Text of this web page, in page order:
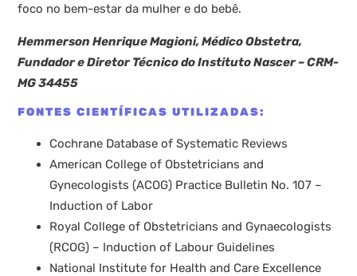
foco no bem-estar da mulher e do bebê.
Hemmerson Henrique Magioni, Médico Obstetra,
Fundador e Diretor Técnico do Instituto Nascer – CRM-
MG 34455
FONTES CIENTÍFICAS UTILIZADAS:
Cochrane Database of Systematic Reviews
American College of Obstetricians and
Gynecologists (ACOG) Practice Bulletin No. 107 –
Induction of Labor
Royal College of Obstetricians and Gynaecologists
(RCOG) – Induction of Labour Guidelines
National Institute for Health and Care Excellence